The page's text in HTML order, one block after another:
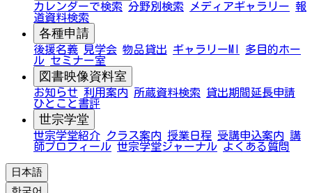
カレンダーで検索 分野別検索 メディアギャラリー 報
道資料検索
各種申請
後援名義 見学会 物品貸出 ギャラリーMI
多目的ホー
ル セミナー室
図書映像資料室
お知らせ 利用案内 所蔵資料検索
貸出期間延長申請
ひとこと書評
世宗学堂
世宗学堂紹介 クラス案内 授業日程 受講申込案内 講
師プロフィール 世宗学堂ジャーナル よくある質問
日本語
한국어